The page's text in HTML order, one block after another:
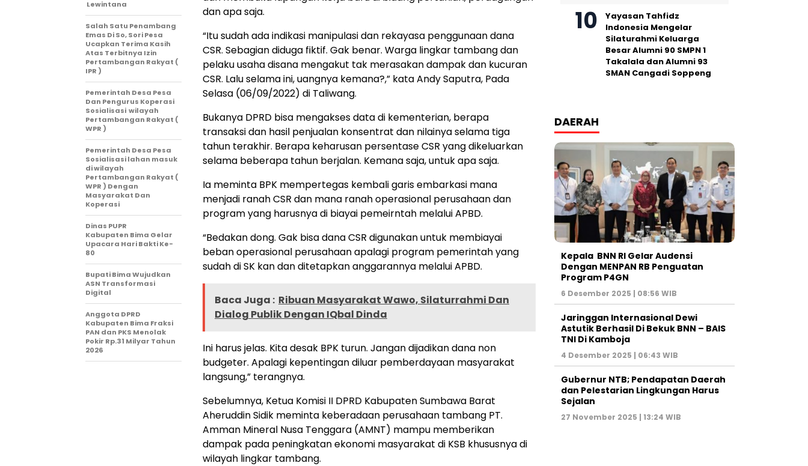
dan apa saja.
“Itu sudah ada indikasi manipulasi dan rekayasa penggunaan dana
CSR. Sebagian diduga fiktif. Gak benar. Warga lingkar tambang dan
pelaku usaha disana mengakut tak merasakan dampak dan kucuran
CSR. Lalu selama ini, uangnya kemana?,” kata Andy Saputra, Pada
Selasa (06/09/2022) di Taliwang.
Bukanya DPRD bisa mengakses data di kementerian, berapa
transaksi dan hasil penjualan konsentrat dan nilainya selama tiga
tahun terakhir. Berapa keharusan persentase CSR yang dikeluarkan
selama beberapa tahun berjalan. Kemana saja, untuk apa saja.
Ia meminta BPK mempertegas kembali garis embarkasi mana
menjadi ranah CSR dan mana ranah operasional perusahaan dan
program yang harusnya di biayai pemeirntah melalui APBD.
“Bedakan dong. Gak bisa dana CSR digunakan untuk membiayai
beban operasional perusahaan apalagi program pemerintah yang
sudah di SK kan dan ditetapkan anggarannya melalui APBD.
Baca Juga : Ribuan Masyarakat Wawo, Silaturrahmi Dan
Dialog Publik Dengan IQbal Dinda
Ini harus jelas. Kita desak BPK turun. Jangan dijadikan dana non
budgeter. Apalagi kepentingan diluar pemberdayaan masyarakat
langsung,” terangnya.
Sebelumnya, Ketua Komisi II DPRD Kabupaten Sumbawa Barat
Aheruddin Sidik meminta keberadaan perusahaan tambang PT.
Amman Mineral Nusa Tenggara (AMNT) mampu memberikan
dampak pada peningkatan ekonomi masyarakat di KSB khususnya di
wilayah lingkar tambang.
Lewintana
Salah Satu Penambang
Emas Di So, Sori Pesa
Ucapkan Terima Kasih
Atas Terbitnya Izin
Pertambangan Rakyat (
IPR )
Pemerintah Desa Pesa
Dan Pengurus Koperasi
Sosialisasi wilayah
Pertambangan Rakyat (
WPR )
Pemerintah Desa Pesa
Sosialisasi lahan masuk
di wilayah
Pertambangan Rakyat (
WPR ) Dengan
Masyarakat Dan
Koperasi
Dinas PUPR
Kabupaten Bima Gelar
Upacara Hari Bakti Ke-
80
Bupati Bima Wujudkan
ASN Transformasi
Digital
Anggota DPRD
Kabupaten Bima Fraksi
PAN dan PKS Menolak
Pokir Rp.31 Milyar Tahun
2026
Yayasan Tahfidz
Indonesia Mengelar
Silaturahmi Keluarga
Besar Alumni 90 SMPN 1
Takalala dan Alumni 93
SMAN Cangadi Soppeng
DAERAH
Kepala BNN RI Gelar Audensi
Dengan MENPAN RB Penguatan
Program P4GN
6 Desember 2025 | 08:56 WIB
Jaringgan Internasional Dewi
Astutik Berhasil Di Bekuk BNN – BAIS
TNI Di Kamboja
4 Desember 2025 | 06:43 WIB
Gubernur NTB; Pendapatan Daerah
dan Pelestarian Lingkungan Harus
Sejalan
27 November 2025 | 13:24 WIB